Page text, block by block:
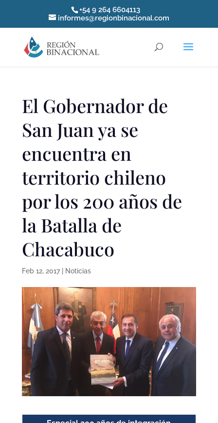
+54 9 264 6604113
informes@regionbinacional.com
El Gobernador de
San Juan ya se
encuentra en
territorio chileno
por los 200 años de
la Batalla de
Chacabuco
Feb 12, 2017| Noticias